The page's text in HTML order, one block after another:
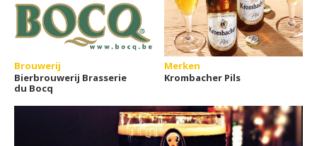
Brouwerij
Bierbrouwerij Brasserie
du Bocq
Merken
Krombacher Pils